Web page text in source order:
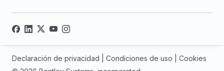
Declaración de privacidad Condiciones de uso Cookies